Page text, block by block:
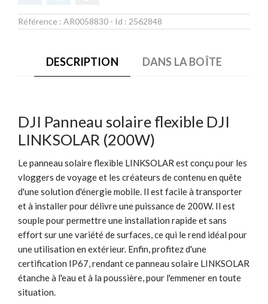
Référence : AR0058830 - Id : 2562848
DESCRIPTION DANS LA BOÎTE
DJI Panneau solaire flexible DJI
LINKSOLAR (200W)
Le panneau solaire flexible LINKSOLAR est conçu pour les
vloggers de voyage et les créateurs de contenu en quête
d'une solution d'énergie mobile. Il est facile à transporter
et à installer pour délivre une puissance de 200W. Il est
souple pour permettre une installation rapide et sans
effort sur une variété de surfaces, ce qui le rend idéal pour
une utilisation en extérieur. Enfin, profitez d'une
certification IP67, rendant ce panneau solaire LINKSOLAR
étanche à l'eau et à la poussière, pour l'emmener en toute
situation.